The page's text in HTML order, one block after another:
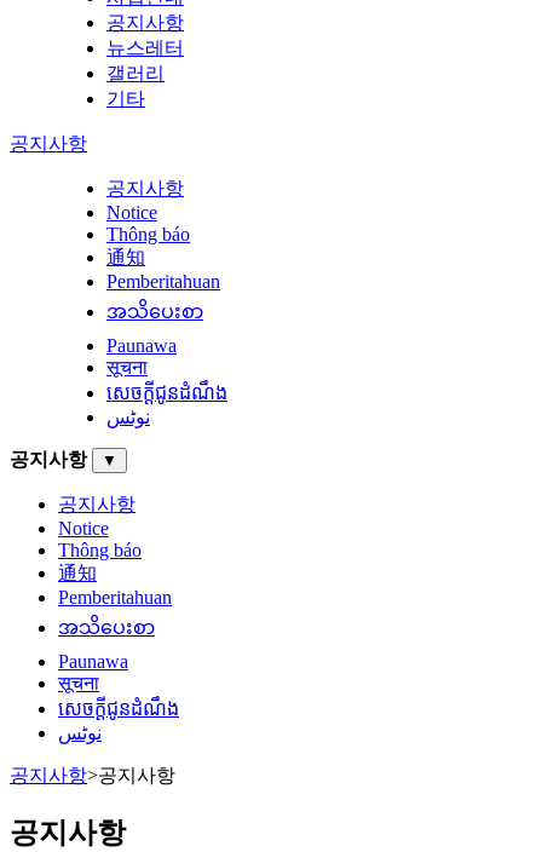
공지사항
뉴스레터
갤러리
기타
공지사항
공지사항
Notice
Thông báo
通知
Pemberitahuan
အသိပေးစာ
Paunawa
सूचना
សេចក្តីជូនដំណឹង
نوٹس
공지사항 ▼
공지사항
Notice
Thông báo
通知
Pemberitahuan
အသိပေးစာ
Paunawa
सूचना
សេចក្តីជូនដំណឹង
نوٹس
공지사항>공지사항
공지사항